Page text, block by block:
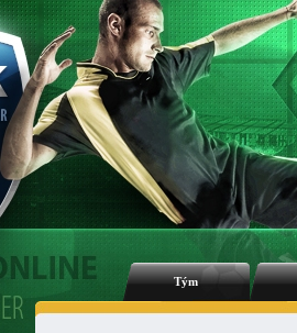
Tým